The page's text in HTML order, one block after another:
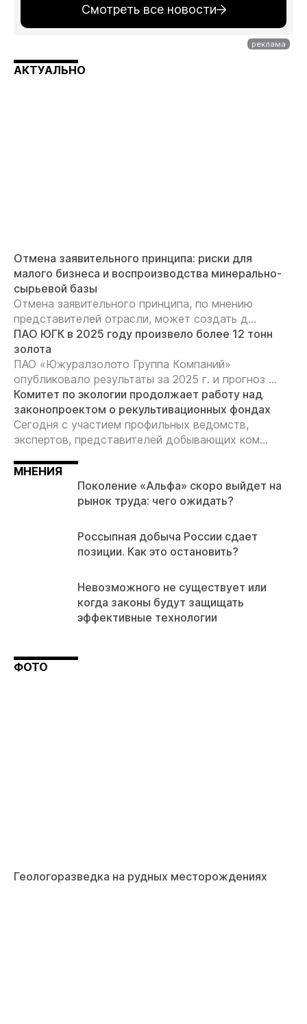
Смотреть все новости
АКТУАЛЬНО
Отмена заявительного принципа: риски для
малого бизнеса и воспроизводства минерально-
сырьевой базы
Отмена заявительного принципа, по мнению
представителей отрасли, может создать д...
ПАО ЮГК в 2025 году произвело более 12 тонн
золота
ПАО «Южуралзолото Группа Компаний»
опубликовало результаты за 2025 г. и прогноз ...
Комитет по экологии продолжает работу над
законопроектом о рекультивационных фондах
Сегодня с участием профильных ведомств,
экспертов, представителей добывающих ком...
МНЕНИЯ
Поколение «Альфа» скоро выйдет на
рынок труда: чего ожидать?
Россыпная добыча России сдает
позиции. Как это остановить?
Невозможного не существует или
когда законы будут защищать
эффективные технологии
ФОТО
Геологоразведка на рудных месторождениях